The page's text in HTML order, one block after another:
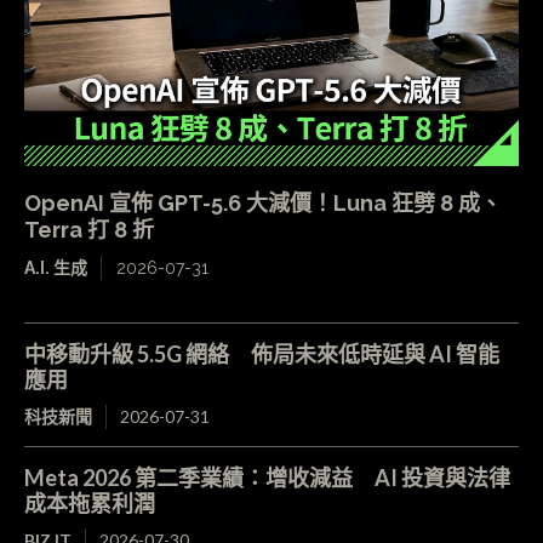
OpenAI 宣佈 GPT-5.6 大減價！Luna 狂劈 8 成、
Terra 打 8 折
A.I. 生成 2026-07-31
中移動升級 5.5G 網絡 佈局未來低時延與 AI 智能
應用
科技新聞 2026-07-31
Meta 2026 第二季業績：增收減益 AI 投資與法律
成本拖累利潤